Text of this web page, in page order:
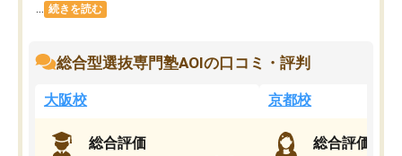
続きを読む
総合型選抜専門塾AOIの口コミ・評判
大阪校
総合評価
京都校
総合評価